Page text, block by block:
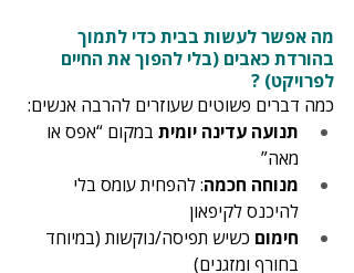
מה אפשר לעשות בבית כדי לתמוך
בהורדת כאבים (בלי להפוך את החיים
לפרויקט) ?
כמה דברים פשוטים שעוזרים להרבה אנשים:
תנועה עדינה יומית במקום “אפס או
מאה”
מנוחה חכמה: להפחית עומס בלי
להיכנס לקיפאון
חימום כשיש תפיסה/נוקשות (במיוחד
בחורף ומזגנים)